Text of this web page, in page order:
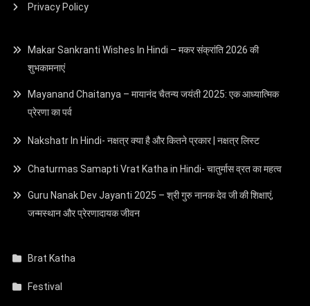
Privacy Policy
Makar Sankranti Wishes In Hindi – मकर संक्रांति 2026 की
शुभकामनाएं
Mayanand Chaitanya – मायानंद चैतन्य जयंती 2025: एक आध्यात्मिक
प्रेरणा का पर्व
Nakshatr In Hindi- नक्षत्र क्या है और कितने प्रकार | नक्षत्र लिस्ट
Chaturmas Samapti Vrat Katha in Hindi- चातुर्मास व्रत का महत्व
Guru Nanak Dev Jayanti 2025 – श्री गुरु नानक देव जी की शिक्षाएं,
जन्मस्थान और प्रेरणादायक जीवन
Brat Katha
Festival